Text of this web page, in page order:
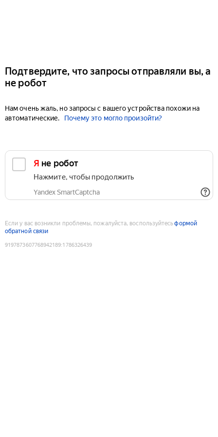
Подтвердите, что запросы отправляли вы, а
не робот
Нам очень жаль, но запросы с вашего устройства похожи на
автоматические.
Почему это могло произойти?
Я не робот
Нажмите, чтобы продолжить
Yandex SmartCaptcha
Если у вас возникли проблемы, пожалуйста, воспользуйтесьформой
обратной связи
9197873607768942189:1786326439